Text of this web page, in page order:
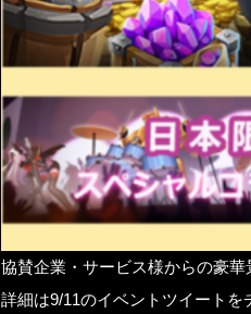
協賛企業・サービス様からの豪
詳細は9/11のイベントツイートを